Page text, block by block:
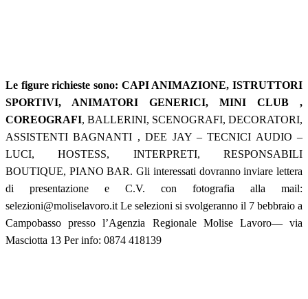
Le figure richieste sono: CAPI ANIMAZIONE, ISTRUTTORI
SPORTIVI, ANIMATORI GENERICI, MINI CLUB ,
COREOGRAFI, BALLERINI, SCENOGRAFI, DECORATORI,
ASSISTENTI BAGNANTI , DEE JAY – TECNICI AUDIO –
LUCI, HOSTESS, INTERPRETI, RESPONSABILI
BOUTIQUE, PIANO BAR. Gli interessati dovranno inviare lettera
di presentazione e C.V. con fotografia alla mail:
selezioni@moliselavoro.it Le selezioni si svolgeranno il 7 bebbraio a
Campobasso presso l’Agenzia Regionale Molise Lavoro— via
Masciotta 13 Per info: 0874 418139